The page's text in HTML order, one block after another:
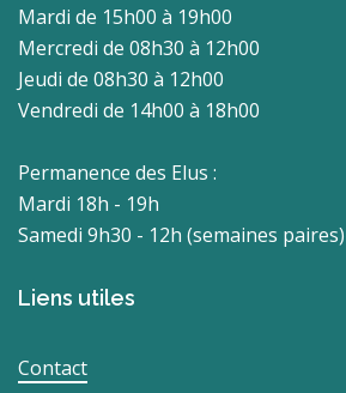
Mardi de 15h00 à 19h00
Mercredi de 08h30 à 12h00
Jeudi de 08h30 à 12h00
Vendredi de 14h00 à 18h00
Permanence des Elus :
Mardi 18h - 19h
Samedi 9h30 - 12h (semaines paires)
Liens utiles
Contact